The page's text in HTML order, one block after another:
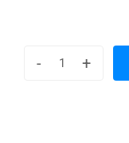
- +